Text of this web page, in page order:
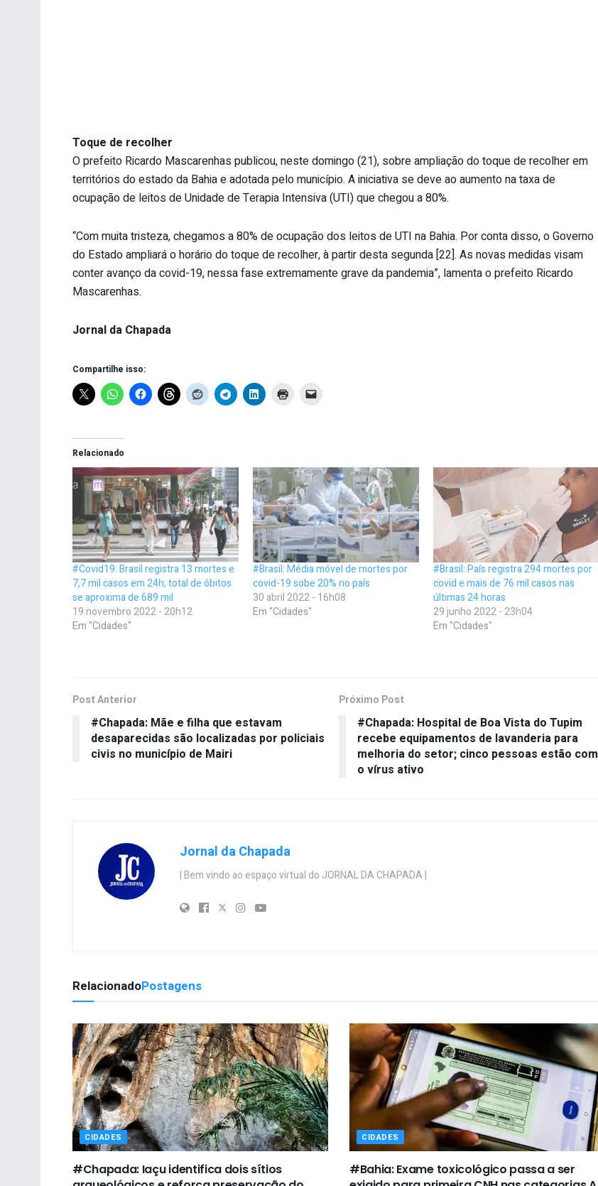
Toque de recolher
O prefeito Ricardo Mascarenhas publicou, neste domingo (21), sobre ampliação do toque de recolher em
territórios do estado da Bahia e adotada pelo município. A iniciativa se deve ao aumento na taxa de
ocupação de leitos de Unidade de Terapia Intensiva (UTI) que chegou a 80%.
“Com muita tristeza, chegamos a 80% de ocupação dos leitos de UTI na Bahia. Por conta disso, o Governo
do Estado ampliará o horário do toque de recolher, à partir desta segunda [22]. As novas medidas visam
conter avanço da covid-19, nessa fase extremamente grave da pandemia”, lamenta o prefeito Ricardo
Mascarenhas.
Jornal da Chapada
Compartilhe isso:
Relacionado
#Covid19: Brasil registra 13 mortes e
7,7 mil casos em 24h; total de óbitos
se aproxima de 689 mil
19 novembro 2022 - 20h12
Em "Cidades"
#Brasil: Média móvel de mortes por
covid-19 sobe 20% no país
30 abril 2022 - 16h08
Em "Cidades"
#Brasil: País registra 294 mortes por
covid e mais de 76 mil casos nas
últimas 24 horas
29 junho 2022 - 23h04
Em "Cidades"
Post Anterior
#Chapada: Mãe e filha que estavam
desaparecidas são localizadas por policiais
civis no município de Mairi
Próximo Post
#Chapada: Hospital de Boa Vista do Tupim
recebe equipamentos de lavanderia para
melhoria do setor; cinco pessoas estão com
o vírus ativo
Jornal da Chapada
| Bem vindo ao espaço virtual do JORNAL DA CHAPADA |
RelacionadoPostagens
CIDADES
#Chapada: Iaçu identifica dois sítios
CIDADES
#Bahia: Exame toxicológico passa a ser